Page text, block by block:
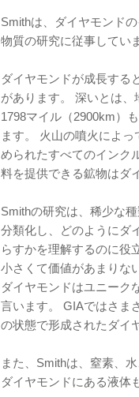
Smithは、ダイヤモンド
物質の研究に従事してい
ダイヤモンドが成長する
があります。 深いとは
1798マイル（2900km）
ます。 火山の噴火によ
められたすべてのインク
料を提供できる鉱物はダ
Smithの研究は、稀少な
分類化し、どのようにダ
らすかを理解するのに役
小さくて価値があまりな
ダイヤモンドはユニーク
言います。 GIAではさま
の状態で形成されたダイ
また、Smithは、窒素、
ダイヤモンドにある液体